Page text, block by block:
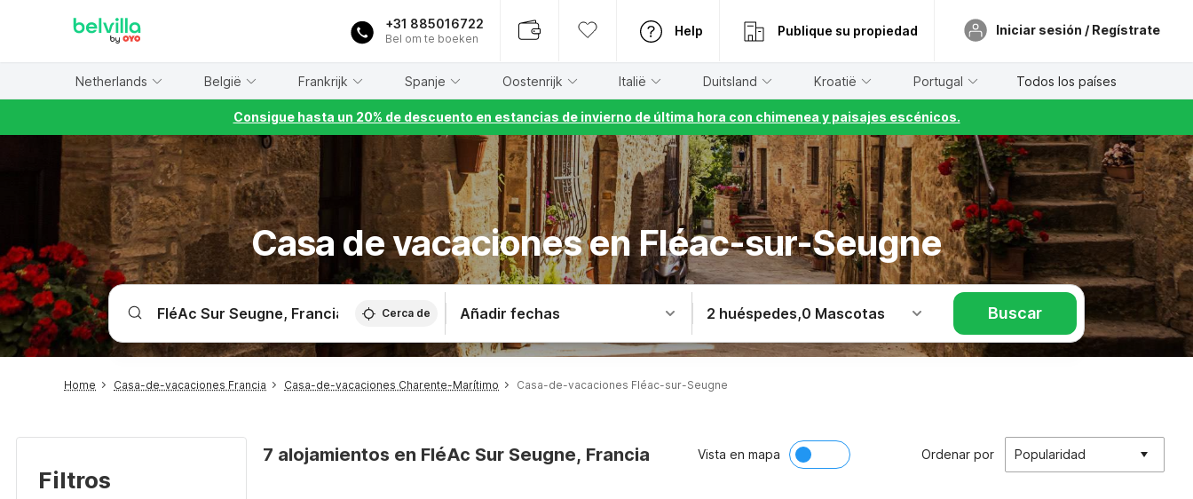
+31 885016722
Bel om te boeken
Help Publique su propiedad Iniciar sesión / Regístrate
Netherlands België Frankrijk Spanje Oostenrijk Italië Duitsland Kroatië Portugal Todos los países
Consigue hasta un 20% de descuento en estancias de invierno de última hora con chimenea y paisajes escénicos.
Casa de vacaciones en Fléac-sur-Seugne
Cerca de Añadir fechas 2 huéspedes,0 Mascotas Buscar
Home Casa-de-vacaciones Francia Casa-de-vacaciones Charente-Marítimo Casa-de-vacaciones Fléac-sur-Seugne
Filtros
7 alojamientos en FléAc Sur Seugne, Francia Vista en mapa Ordenar por Popularidad